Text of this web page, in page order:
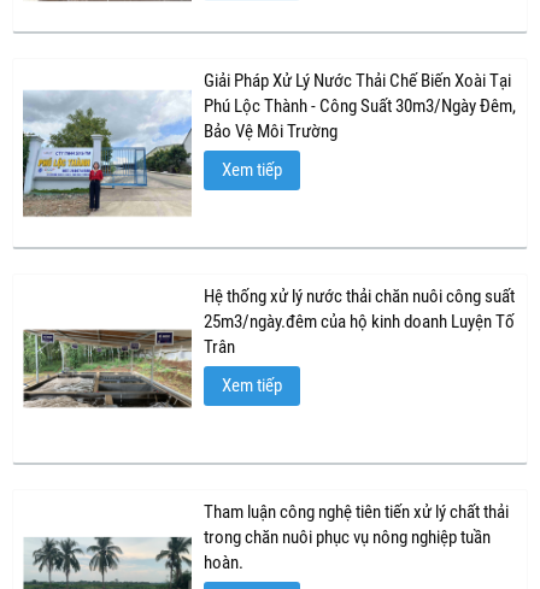
Giải Pháp Xử Lý Nước Thải Chế Biến Xoài Tại
Phú Lộc Thành - Công Suất 30m3/Ngày Đêm,
Bảo Vệ Môi Trường
Xem tiếp
Hệ thống xử lý nước thải chăn nuôi công suất
25m3/ngày.đêm của hộ kinh doanh Luyện Tố
Trân
Xem tiếp
Tham luận công nghệ tiên tiến xử lý chất thải
trong chăn nuôi phục vụ nông nghiệp tuần
hoàn.